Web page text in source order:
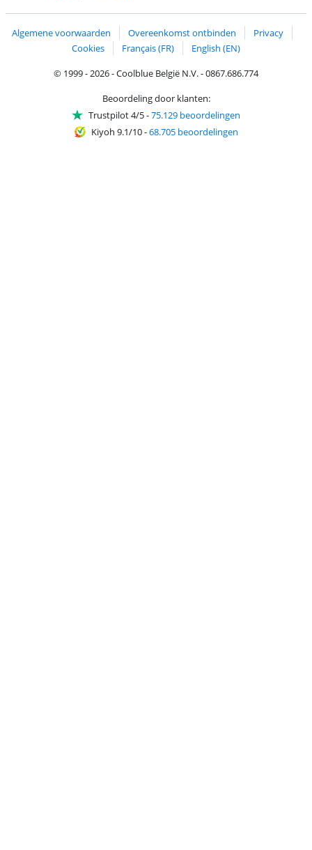
Algemene voorwaarden Overeenkomst ontbinden
Privacy
Cookies
Français (FR)
English (EN)
© 1999 - 2026 - Coolblue België N.V. - 0867.686.774
Beoordeling door klanten:
Trustpilot 4/5-75.129 beoordelingen
Kiyoh 9.1/10-68.705 beoordelingen